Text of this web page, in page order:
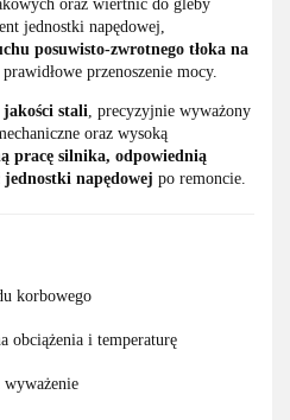
oraz wiertnic do gleby
jednostki napędowej,
posuwisto-zwrotnego tłoka na
przenoszenie mocy.
stali , precyzyjnie wyważony
oraz wysoką
pracę silnika, odpowiednią
jednostki napędowej po remoncie.
korbowego
obciążenia i temperaturę